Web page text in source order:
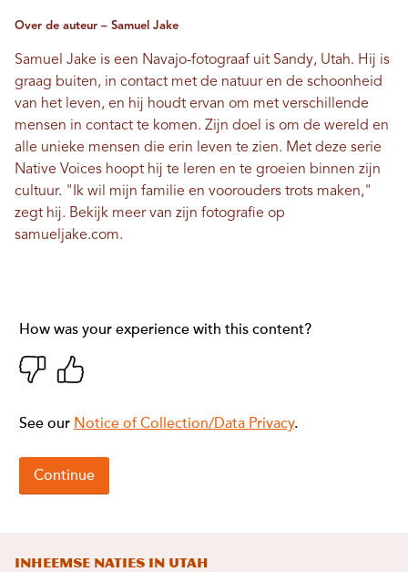
Over de auteur – Samuel Jake
Samuel Jake is een Navajo-fotograaf uit Sandy, Utah. Hij is
graag buiten, in contact met de natuur en de schoonheid
van het leven, en hij houdt ervan om met verschillende
mensen in contact te komen. Zijn doel is om de wereld en
alle unieke mensen die erin leven te zien. Met deze serie
Native Voices hoopt hij te leren en te groeien binnen zijn
cultuur. "Ik wil mijn familie en voorouders trots maken,"
zegt hij. Bekijk meer van zijn fotografie op
samueljake.com.
Inheemse naties in Utah